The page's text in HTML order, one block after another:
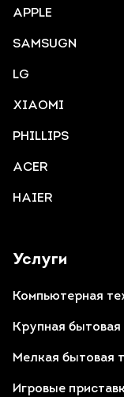
Услуги
Компьютерная
Крупная бытовая
Мелкая бытовая
Игровые
APPLE
SAMSUGN
LG
XIAOMI
PHILLIPS
ACER
HAIER